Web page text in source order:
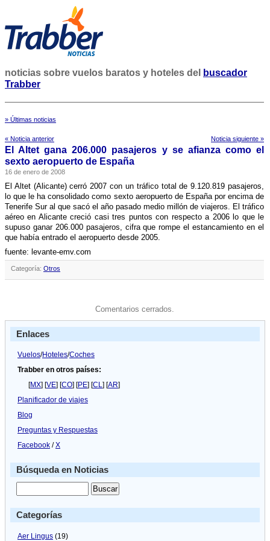
noticias sobre vuelos baratos y hoteles del
buscador
Trabber
» Últimas noticias
« Noticia anterior Noticia siguiente »
El Altet gana 206.000 pasajeros y se afianza como el
sexto aeropuerto de España
16 de enero de 2008
El Altet (Alicante) cerró 2007 con un tráfico total de 9.120.819 pasajeros,
lo que le ha consolidado como sexto aeropuerto de España por encima de
Tenerife Sur al que sacó el año pasado medio millón de viajeros. El tráfico
aéreo en Alicante creció casi tres puntos con respecto a 2006 lo que le
supuso ganar 206.000 pasajeros, cifra que rompe el estancamiento en el
que habí­a entrado el aeropuerto desde 2005.
fuente: levante-emv.com
Categoría: Otros
Comentarios cerrados.
Enlaces
Vuelos/Hoteles/Coches
Trabber en otros países:
[MX] [VE] [CO] [PE] [CL] [AR]
Planificador de viajes
Blog
Preguntas y Respuestas
Facebook /X
Búsqueda en Noticias
Categorías
Aer Lingus (19)